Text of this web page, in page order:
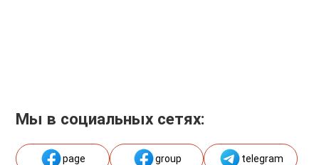
Мы в социальных сетях:
page group telegram